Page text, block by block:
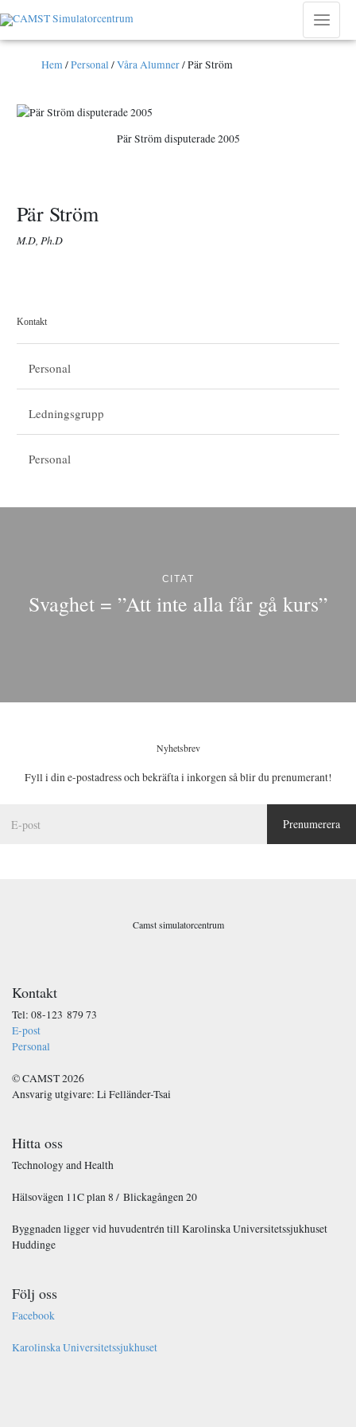
till
innehåll
Main
Hem /Personal /Våra Alumner/Pär Ström
Pär Ström disputerade 2005
Pär Ström
M.D, Ph.D
Kontakt
Personal
Ledningsgrupp
Personal
CITAT
Svaghet = ”Att inte alla får gå kurs”
Nyhetsbrev
Fyll i din e-postadress och bekräfta i inkorgen så blir du prenumerant!
Prenumerera
Camst simulatorcentrum
Kontakt
Tel: 08-123 879 73
E-post
Personal
© CAMST 2026
Ansvarig utgivare: Li Felländer-Tsai
Hitta oss
Technology and Health
Hälsovägen 11C plan 8 / Blickagången 20
Byggnaden ligger vid huvudentrén till Karolinska Universitetssjukhuset
Huddinge
Följ oss
Facebook
Karolinska Universitetssjukhuset